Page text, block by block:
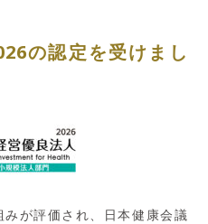
の認定を受けまし
が評価され、日本健康会議